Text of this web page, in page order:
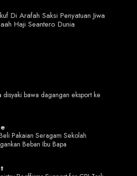
Di Arafah Saksi Penyatuan Jiwa
Haji Seantero Dunia
disyaki bawa dagangan eksport ke
Pakaian Seragam Sekolah
Beban Ibu Bapa